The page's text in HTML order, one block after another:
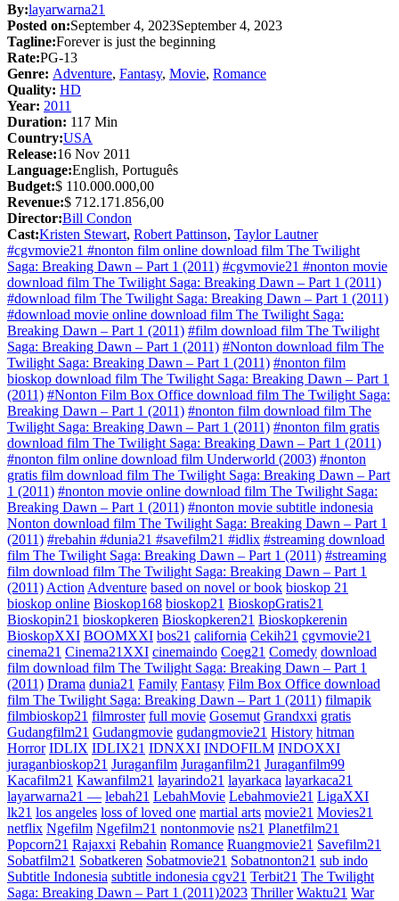
By:layarwarna21
Posted on:September 4, 2023September 4, 2023
Tagline:Forever is just the beginning
Rate:PG-13
Genre: Adventure, Fantasy, Movie, Romance
Quality: HD
Year: 2011
Duration: 117 Min
Country:USA
Release:16 Nov 2011
Language:English, Português
Budget:$ 110.000.000,00
Revenue:$ 712.171.856,00
Director:Bill Condon
Cast:Kristen Stewart, Robert Pattinson, Taylor Lautner
#cgvmovie21 #nonton film online download film The Twilight
Saga: Breaking Dawn – Part 1 (2011) #cgvmovie21 #nonton movie
download film The Twilight Saga: Breaking Dawn – Part 1 (2011)
#download film The Twilight Saga: Breaking Dawn – Part 1 (2011)
#download movie online download film The Twilight Saga:
Breaking Dawn – Part 1 (2011) #film download film The Twilight
Saga: Breaking Dawn – Part 1 (2011) #Nonton download film The
Twilight Saga: Breaking Dawn – Part 1 (2011) #nonton film
bioskop download film The Twilight Saga: Breaking Dawn – Part 1
(2011) #Nonton Film Box Office download film The Twilight Saga:
Breaking Dawn – Part 1 (2011) #nonton film download film The
Twilight Saga: Breaking Dawn – Part 1 (2011) #nonton film gratis
download film The Twilight Saga: Breaking Dawn – Part 1 (2011)
#nonton film online download film Underworld (2003) #nonton
gratis film download film The Twilight Saga: Breaking Dawn – Part
1 (2011) #nonton movie online download film The Twilight Saga:
Breaking Dawn – Part 1 (2011) #nonton movie subtitle indonesia
Nonton download film The Twilight Saga: Breaking Dawn – Part 1
(2011) #rebahin #dunia21 #savefilm21 #idlix #streaming download
film The Twilight Saga: Breaking Dawn – Part 1 (2011) #streaming
film download film The Twilight Saga: Breaking Dawn – Part 1
(2011) Action Adventure based on novel or book bioskop 21
bioskop online Bioskop168 bioskop21 BioskopGratis21
Bioskopin21 bioskopkeren Bioskopkeren21 Bioskopkerenin
BioskopXXI BOOMXXI bos21 california Cekih21 cgvmovie21
cinema21 Cinema21XXI cinemaindo Coeg21 Comedy download
film download film The Twilight Saga: Breaking Dawn – Part 1
(2011) Drama dunia21 Family Fantasy Film Box Office download
film The Twilight Saga: Breaking Dawn – Part 1 (2011) filmapik
filmbioskop21 filmroster full movie Gosemut Grandxxi gratis
Gudangfilm21 Gudangmovie gudangmovie21 History hitman
Horror IDLIX IDLIX21 IDNXXI INDOFILM INDOXXI
juraganbioskop21 Juraganfilm Juraganfilm21 Juraganfilm99
Kacafilm21 Kawanfilm21 layarindo21 layarkaca layarkaca21
layarwarna21 — lebah21 LebahMovie Lebahmovie21 LigaXXI
lk21 los angeles loss of loved one martial arts movie21 Movies21
netflix Ngefilm Ngefilm21 nontonmovie ns21 Planetfilm21
Popcorn21 Rajaxxi Rebahin Romance Ruangmovie21 Savefilm21
Sobatfilm21 Sobatkeren Sobatmovie21 Sobatnonton21 sub indo
Subtitle Indonesia subtitle indonesia cgv21 Terbit21 The Twilight
Saga: Breaking Dawn – Part 1 (2011)2023 Thriller Waktu21 War